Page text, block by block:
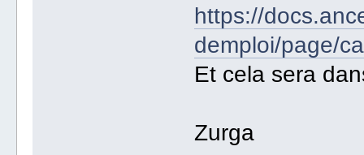
https://
demploi/page/
Et cela sera
Zurga